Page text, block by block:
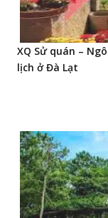
XQ Sử quán –
lịch ở Đà Lạt